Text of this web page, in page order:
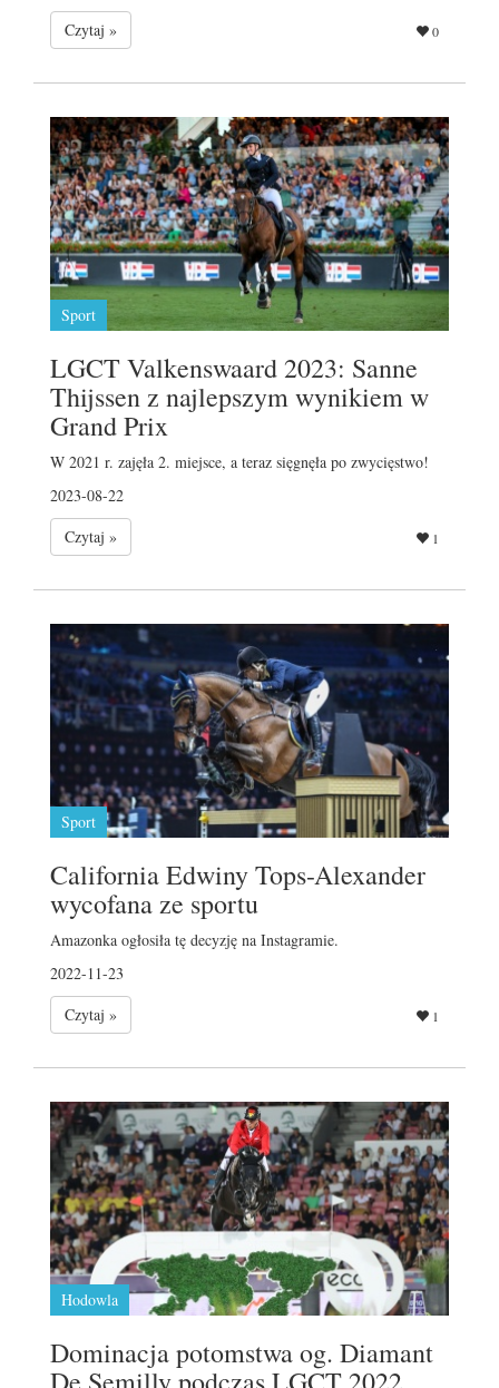
Czytaj »
0
Sport
LGCT Valkenswaard 2023: Sanne
Thijssen z najlepszym wynikiem w
Grand Prix
W 2021 r. zajęła 2. miejsce, a teraz sięgnęła po zwycięstwo!
2023-08-22
Czytaj »
1
Sport
California Edwiny Tops-Alexander
wycofana ze sportu
Amazonka ogłosiła tę decyzję na Instagramie.
2022-11-23
Czytaj »
1
Hodowla
Dominacja potomstwa og. Diamant